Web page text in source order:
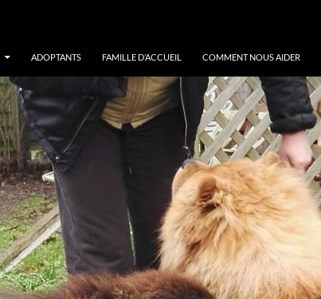
ADOPTANTS FAMILLE D’ACCUEIL COMMENT NOUS AIDER